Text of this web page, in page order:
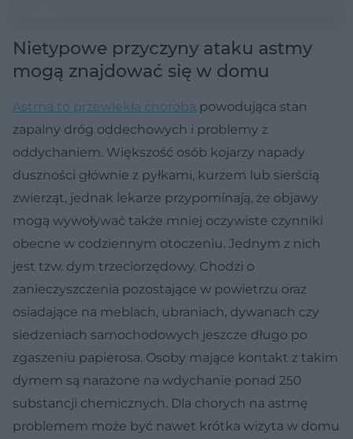
Nietypowe przyczyny ataku astmy
mogą znajdować się w domu
Astma to przewlekła choroba powodująca stan
zapalny dróg oddechowych i problemy z
oddychaniem. Większość osób kojarzy napady
duszności głównie z pyłkami, kurzem lub sierścią
zwierząt, jednak lekarze przypominają, że objawy
mogą wywoływać także mniej oczywiste czynniki
obecne w codziennym otoczeniu. Jednym z nich
jest tzw. dym trzeciorzędowy. Chodzi o
zanieczyszczenia pozostające w powietrzu oraz
osiadające na meblach, ubraniach, dywanach czy
siedzeniach samochodowych jeszcze długo po
zgaszeniu papierosa. Osoby mające kontakt z takim
dymem są narażone na wdychanie ponad 250
substancji chemicznych. Dla chorych na astmę
problemem może być nawet krótka wizyta w domu